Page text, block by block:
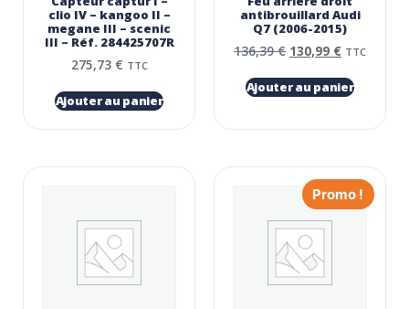
clio IV – kangoo II –
megane III – scenic
III – Réf. 284425707R
275,73 € TTC
Ajouter au panier
antibrouillard Audi
Q7 (2006-2015)
136,39€ 130,99 € TTC
Ajouter au panier
Promo !